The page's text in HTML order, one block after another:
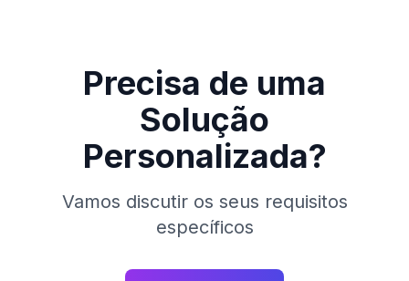
Precisa de uma
Solução
Personalizada?
Vamos discutir os seus requisitos
específicos